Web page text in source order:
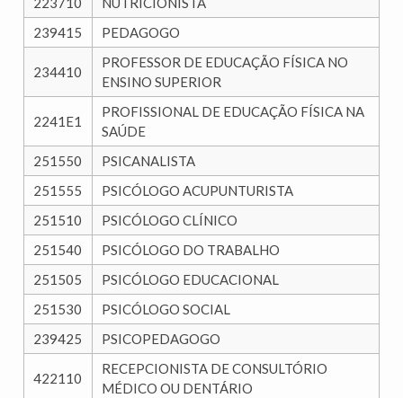
239415
PEDAGOGO
234410
PROFESSOR DE EDUCAÇÃO FÍSICA NO
ENSINO SUPERIOR
2241E1
PROFISSIONAL DE EDUCAÇÃO FÍSICA NA
SAÚDE
251550
PSICANALISTA
251555
PSICÓLOGO ACUPUNTURISTA
251510
PSICÓLOGO CLÍNICO
251540
PSICÓLOGO DO TRABALHO
251505
PSICÓLOGO EDUCACIONAL
251530
PSICÓLOGO SOCIAL
239425
PSICOPEDAGOGO
422110
RECEPCIONISTA DE CONSULTÓRIO
MÉDICO OU DENTÁRIO